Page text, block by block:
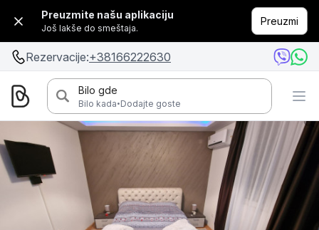
Preuzmite našu aplikaciju
Još lakše do smeštaja.
Preuzmi
Rezervacije:+38166222630
Bilo gde
Bilo kada·Dodajte goste